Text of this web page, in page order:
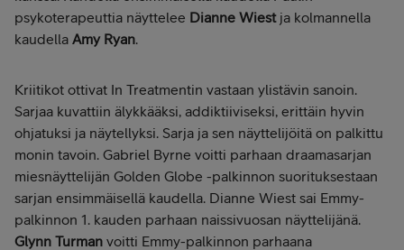
psykoterapeuttia näyttelee Dianne Wiestja kolmannella
kaudella Amy Ryan.
Kriitikot ottivat In Treatmentin vastaan ylistävin sanoin.
Sarjaa kuvattiin älykkääksi, addiktiiviseksi, erittäin hyvin
ohjatuksi ja näytellyksi. Sarja ja sen näyttelijöitä on palkittu
monin tavoin. Gabriel Byrne voitti parhaan draamasarjan
miesnäyttelijän Golden Globe -palkinnon suorituksestaan
sarjan ensimmäisellä kaudella. Dianne Wiest sai Emmy-
palkinnon 1. kauden parhaan naissivuosan näyttelijänä.
Glynn Turman voitti Emmy-palkinnon parhaana